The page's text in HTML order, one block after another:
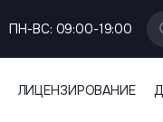
ПН-ВС: 09:00-19:00
ЛИЦЕНЗИРОВАНИЕ